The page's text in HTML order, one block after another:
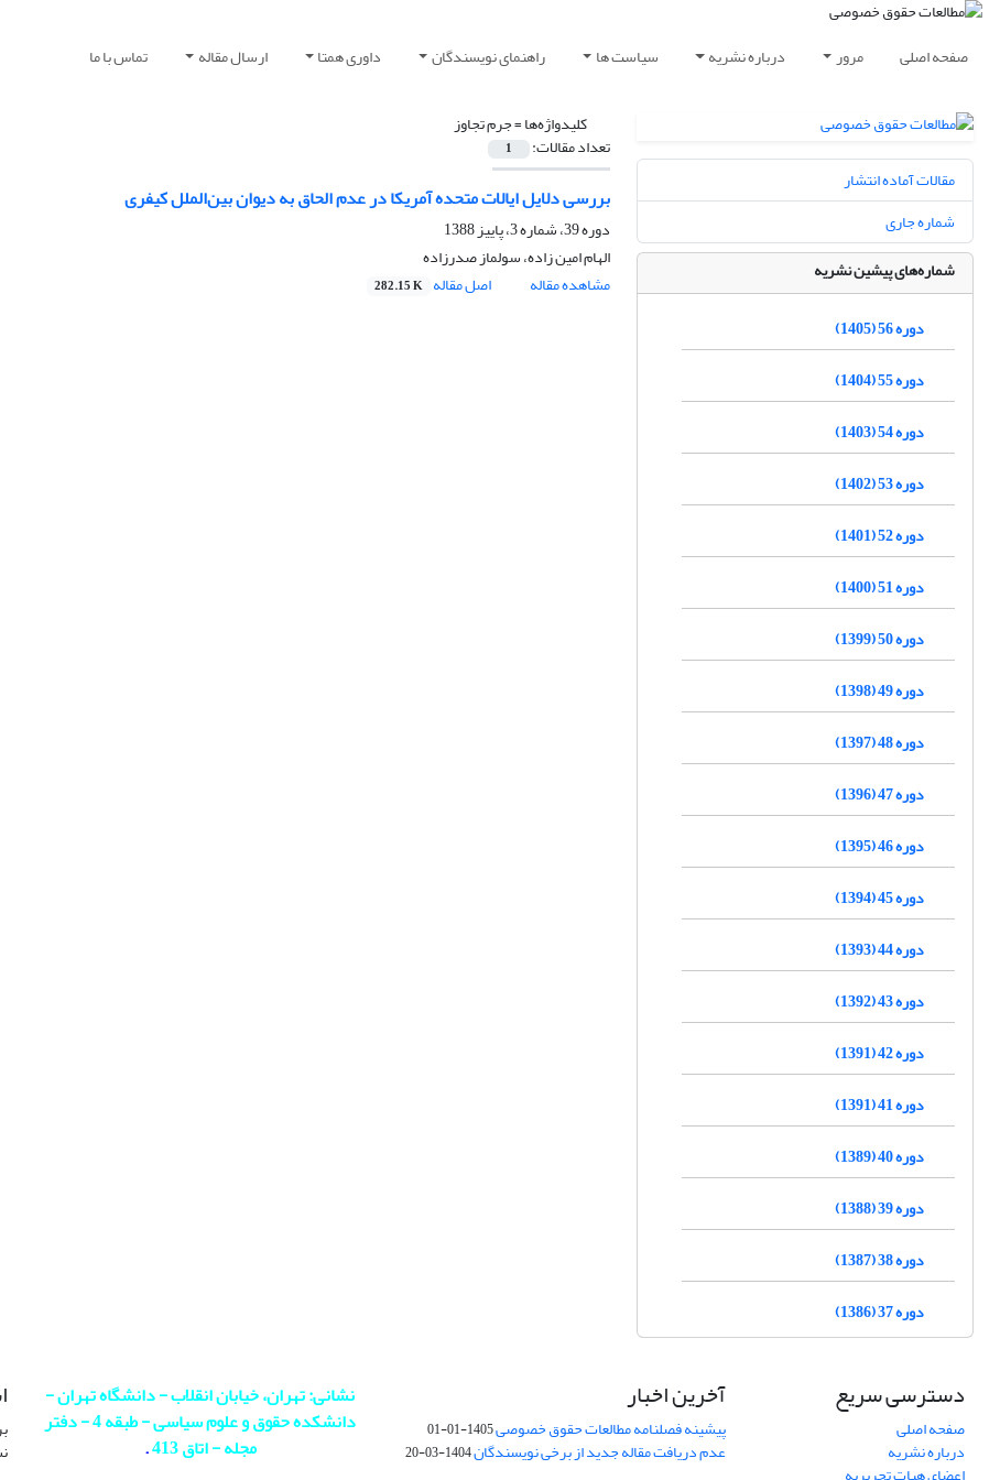
صفحه اصلی مرور درباره نشریه سیاست ها راهنمای نویسندگان داوری همتا ارسال مقاله تماس با ما
کلیدواژه‌ها =جرم تجاوز
تعداد مقالات: 1
بررسی دلایل ایالات متحده آمریکا در عدم الحاق به دیوان ‌بین‌الملل کیفری
دوره 39، شماره 3، پاییز 1388
الهام امین زاده، سولماز صدرزاده
مشاهده مقاله
اصل مقاله 282.15 K
مقالات آماده انتشار
شماره جاری
شماره‌های پیشین نشریه
دوره 56 (1405)
دوره 55 (1404)
دوره 54 (1403)
دوره 53 (1402)
دوره 52 (1401)
دوره 51 (1400)
دوره 50 (1399)
دوره 49 (1398)
دوره 48 (1397)
دوره 47 (1396)
دوره 46 (1395)
دوره 45 (1394)
دوره 44 (1393)
دوره 43 (1392)
دوره 42 (1391)
دوره 41 (1391)
دوره 40 (1389)
دوره 39 (1388)
دوره 38 (1387)
دوره 37 (1386)
دسترسی سریع
صفحه اصلی
درباره نشریه
آخرین اخبار
پیشینه فصلنامه مطالعات حقوق خصوصی1405-01-01
عدم دریافت مقاله جدید از برخی نویسندگان1404-03-20
نشانی: تهران، خیابان انقلاب - دانشگاه تهران -
دانشکده حقوق و علوم سیاسی - طبقه 4 - دفتر
مجله - اتاق 413
.